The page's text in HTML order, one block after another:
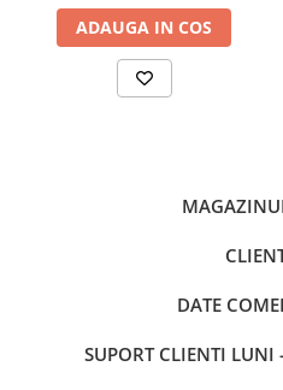
ADAUGA IN COS
DATE
SUPORT CLIENTI LUNI